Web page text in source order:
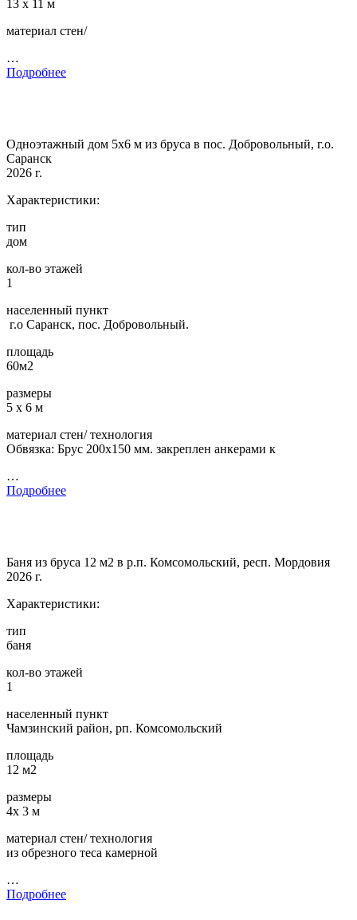
13 х 11 м
материал стен/
…
Подробнее
Одноэтажный дом 5х6 м из бруса в пос. Добровольный, г.о.
Саранск
2026 г.
Характеристики:
тип
дом
кол-во этажей
1
населенный пункт
г.о Саранск, пос. Добровольный.
площадь
60м2
размеры
5 х 6 м
материал стен/ технология
Обвязка: Брус 200х150 мм. закреплен анкерами к
…
Подробнее
Баня из бруса 12 м2 в р.п. Комсомольский, респ. Мордовия
2026 г.
Характеристики:
тип
баня
кол-во этажей
1
населенный пункт
Чамзинский район, рп. Комсомольский
площадь
12 м2
размеры
4х 3 м
материал стен/ технология
из обрезного теса камерной
…
Подробнее